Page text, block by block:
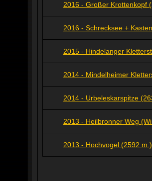
2016 - Großer Krottenkopf
2016 - Schrecksee +
2015 - Hindelanger
2014 - Mindelheimer
2014 - Urbeleskarspitze
2013 - Heilbronner Weg
2013 - Hochvogel (2592